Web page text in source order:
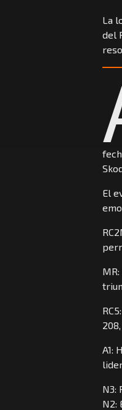
La
del
El
A1:
N3:
N2: